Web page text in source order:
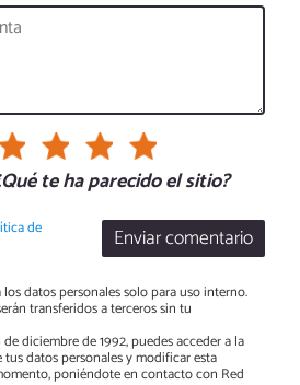
te ha parecido el sitio?
Enviar comentario
de
datos personales solo para uso interno.
transferidos a terceros sin tu
diciembre de 1992, puedes acceder a la
datos personales y modificar esta
poniéndote en contacto con Red